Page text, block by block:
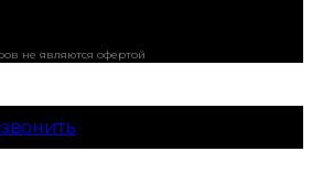
не являются офертой